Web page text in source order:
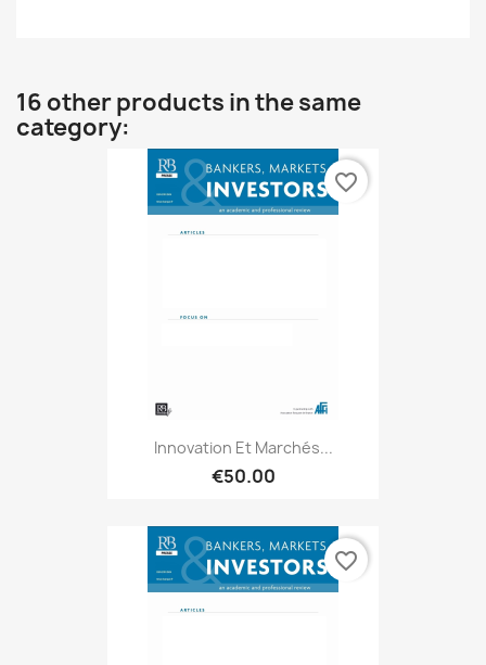
16 other products in the same
category:
Innovation Et Marchés...
€50.00
favorite_border
favorite_border